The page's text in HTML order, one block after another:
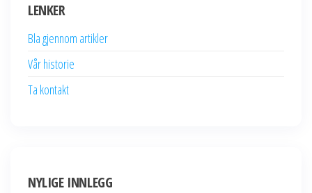
LENKER
Bla gjennom artikler
Vår historie
Ta kontakt
NYLIGE INNLEGG